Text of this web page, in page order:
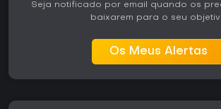
Seja notificado por email quando os
baixarem para o seu
Os Meus Alertas